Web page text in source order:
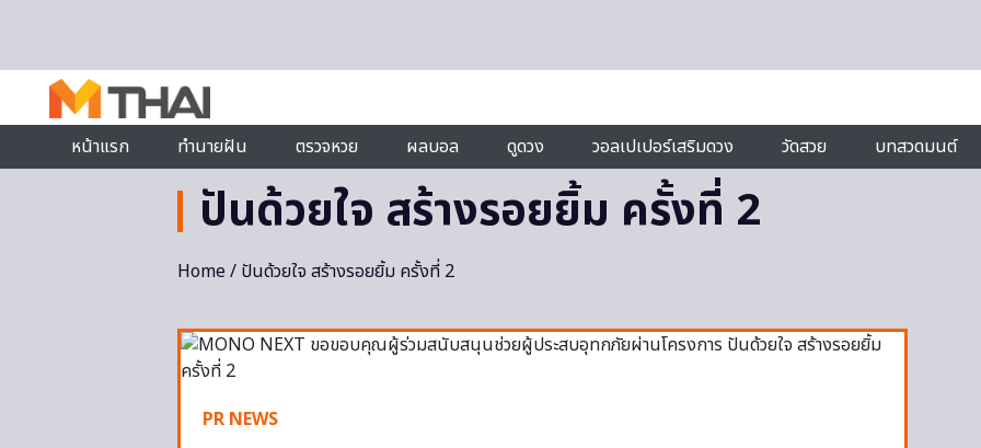
หน้าแรก
ทำนายฝัน ตรวจหวย ผลบอล ดูดวง วอลเปเปอร์เสริมดวง วัดสวย บทสวดมนต์
ปันด้วยใจ สร้างรอยยิ้ม ครั้งที่ 2
Home/ ปันด้วยใจ สร้างรอยยิ้ม ครั้งที่ 2
PR NEWS